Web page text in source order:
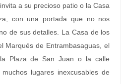
a su precioso patio o la Casa
con una portada que no nos
de sus detalles. La Casa de los
Marqués de Entrambasaguas, el
Plaza de San Juan o la calle
lugares inexcusables de